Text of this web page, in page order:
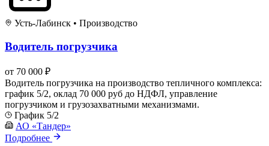
Усть-Лабинск • Производство
Водитель погрузчика
от 70 000 ₽
Водитель погрузчика на производство тепличного комплекса:
график 5/2, оклад 70 000 руб до НДФЛ, управление
погрузчиком и грузозахватными механизмами.
График 5/2
АО «Тандер»
Подробнее